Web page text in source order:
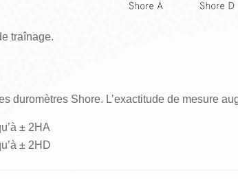
traînage.
duromètres Shore. L’exactitude de mesure
± 2HA
± 2HD